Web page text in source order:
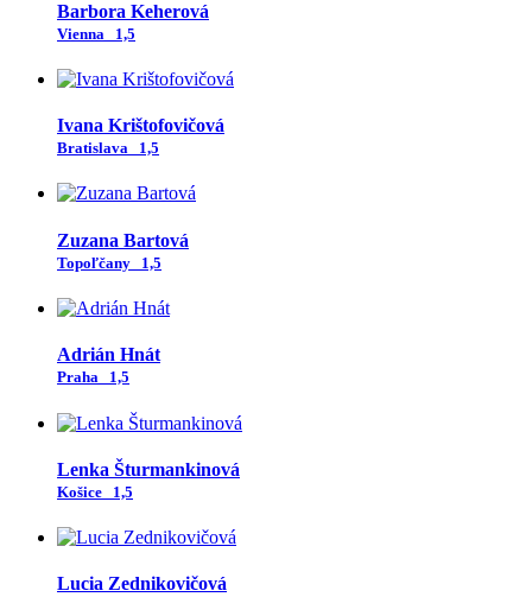
Barbora Keherová
Vienna 1,5
Ivana Krištofovičová
Bratislava 1,5
Zuzana Bartová
Topoľčany 1,5
Adrián Hnát
Praha 1,5
Lenka Šturmankinová
Košice 1,5
Lucia Zednikovičová